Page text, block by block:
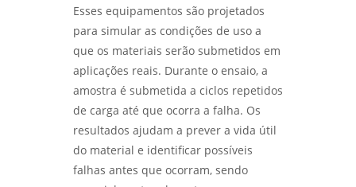
Esses equipamentos são projetados
para simular as condições de uso a
que os materiais serão submetidos em
aplicações reais. Durante o ensaio, a
amostra é submetida a ciclos repetidos
de carga até que ocorra a falha. Os
resultados ajudam a prever a vida útil
do material e identificar possíveis
falhas antes que ocorram, sendo